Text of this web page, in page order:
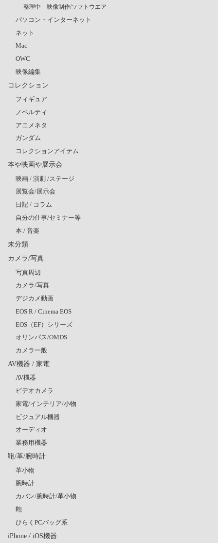
整理中 映像制作/ソフトウエア
パソコン・インターネット
ネット
Mac
OWC
映像編集
コレクション
フィギュア
ノベルティ
アニメネタ
ガンダム
コレクションアイテム
本や映画や展示会
映画 / 演劇 /ステージ
展覧会/展示会
日記 / コラム
自分の仕事/セミナー等
本 / 音楽
未分類
カメラ/写真
写真周辺
カメラ/写真
デジカメ動画
EOS R / Cinema EOS
EOS（EF）シリーズ
オリンパス/OMDS
カメラ一般
AV機器 / 家電
AV機器
ビデオカメラ
家電/インテリア/小物
ビジュアル機器
オーディオ
業務用機器
鞄/革/腕時計
革小物
腕時計
カバン/腕時計/革小物
鞄
ひらくPCバッグ系
iPhone / iOS機器